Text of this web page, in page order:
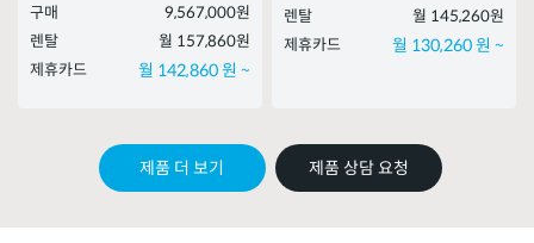
구매
9,567,000원
렌탈
월 157,860원
제휴카드
월 142,860 원 ~
렌탈
월 145,260원
제휴카드
월 130,260 원 ~
제품 더 보기 제품 상담 요청